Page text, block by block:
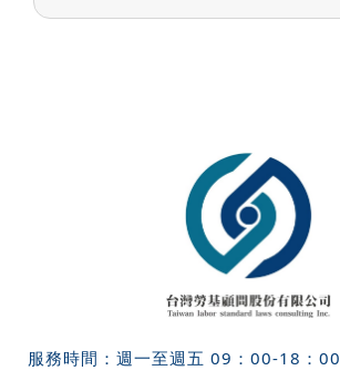
服務時間：週一至週五 09：00-18：00